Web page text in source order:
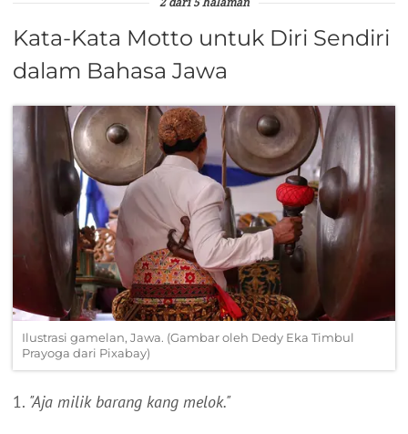
2 dari 5 halaman
Kata-Kata Motto untuk Diri Sendiri
dalam Bahasa Jawa
Ilustrasi gamelan, Jawa. (Gambar oleh Dedy Eka Timbul
Prayoga dari Pixabay)
1. "Aja milik barang kang melok."